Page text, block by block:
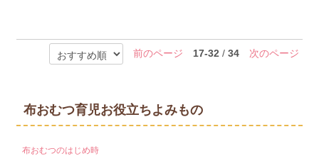
前のページ 17-32/34 次のページ
布おむつ育児お役立ちよみもの
布おむつのはじめ時